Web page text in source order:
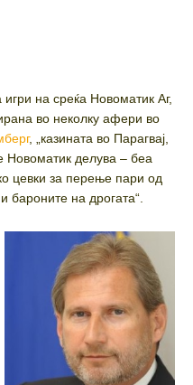
игри на среќа Новоматик Аг,
во неколку афери во
, „казината во Парагвај,
Новоматик делува – беа
цевки за перење пари од
на дрогата“.